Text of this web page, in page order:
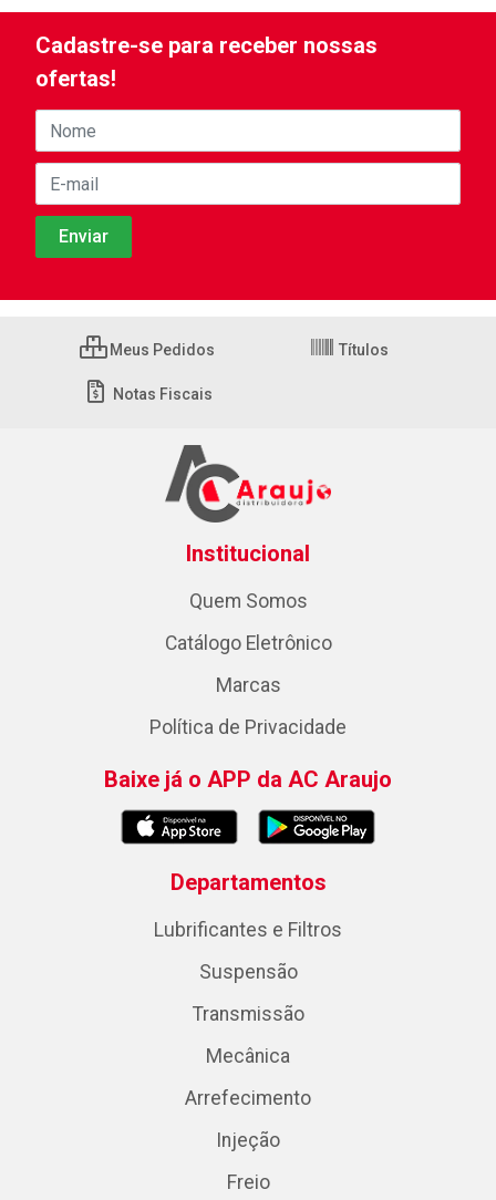
Cadastre-se para receber nossas
ofertas!
Meus Pedidos Títulos
Notas Fiscais
Institucional
Quem Somos
Catálogo Eletrônico
Marcas
Política de Privacidade
Baixe já o APP da AC Araujo
Departamentos
Lubrificantes e Filtros
Suspensão
Transmissão
Mecânica
Arrefecimento
Injeção
Freio